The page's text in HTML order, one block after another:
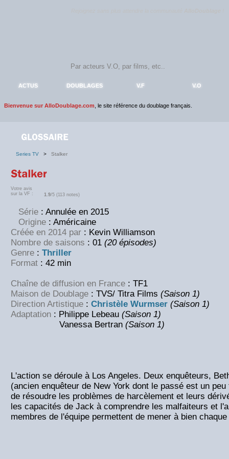
ACTUS DOUBLAGES V.F V.O
Bienvenue sur AlloDoublage.com , le site référence du doublage français.
Series TV > Stalker
Votre avis
sur la VF :
1.9/5 (113 notes)
Série : Annulée en 2015
Origine : Américaine
Créée en 2014 par : Kevin Williamson
Nombre de saisons : 01 (20 épisodes)
Genre : Thriller
Format : 42 min
Chaîne de diffusion en France : TF1
Maison de Doublage : TVS/ Titra Films (Saison 1)
Direction Artistique : Christèle Wurmser (Saison 1)
Adaptation : Philippe Lebeau (Saison 1)
Vanessa Bertran (Saison 1)
L'action se déroule à Los Angeles. Deux enquêteurs,
(ancien enquêteur de New York dont le passé est un
de résoudre les problèmes de harcèlement et leurs
les capacités de Jack à comprendre les malfaiteurs et
membres de l'équipe permettent de mener à bien